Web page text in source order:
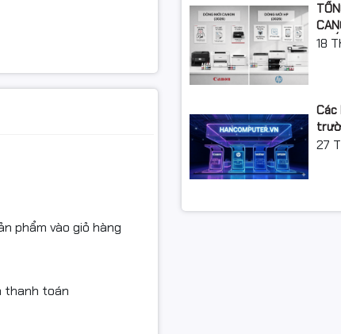
phẩm vào giỏ hàng
thanh toán
18
Các
27